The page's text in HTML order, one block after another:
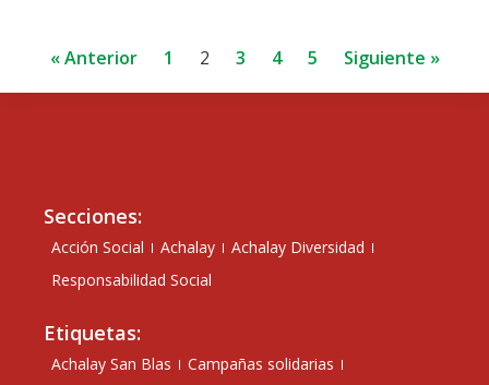
« Anterior 1 2 3 4 5 Siguiente »
Secciones:
Acción Social Achalay
Achalay Diversidad
Responsabilidad Social
Etiquetas:
Achalay San Blas
Campañas solidarias